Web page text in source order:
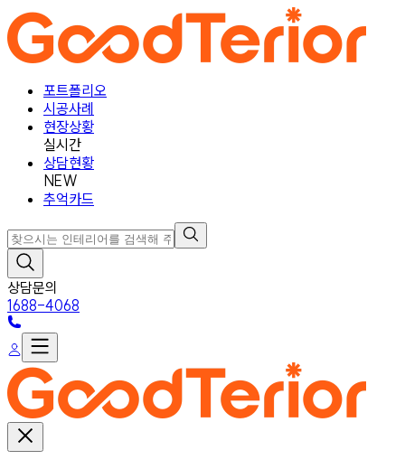
포트폴리오
시공사례
현장상황
실시간
상담현황
NEW
추억카드
상담문의
1688-4068